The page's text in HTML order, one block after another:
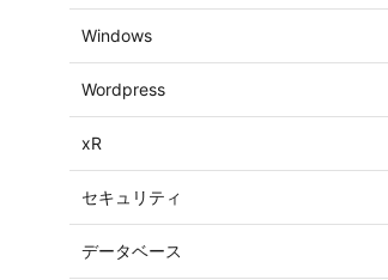
Windows
Wordpress
xR
セキュリティ
データベース